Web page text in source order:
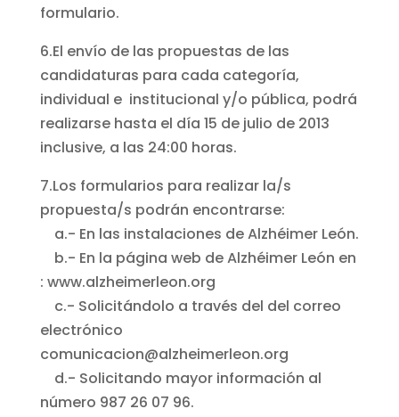
formulario.
6.El envío de las propuestas de las
candidaturas para cada categoría,
individual e institucional y/o pública, podrá
realizarse hasta el día 15 de julio de 2013
inclusive, a las 24:00 horas.
7.Los formularios para realizar la/s
propuesta/s podrán encontrarse:
a.- En las instalaciones de Alzhéimer León.
b.- En la página web de Alzhéimer León en
: www.alzheimerleon.org
c.- Solicitándolo a través del del correo
electrónico
comunicacion@alzheimerleon.org
d.- Solicitando mayor información al
número 987 26 07 96.